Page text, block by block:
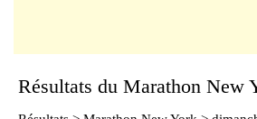
Résultats du Marathon New